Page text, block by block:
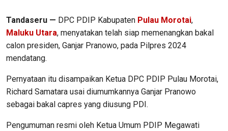
Tandaseru — DPC PDIP Kabupaten Pulau Morotai,
Maluku Utara, menyatakan telah siap memenangkan bakal
calon presiden, Ganjar Pranowo, pada Pilpres 2024
mendatang.
Pernyataan itu disampaikan Ketua DPC PDIP Pulau Morotai,
Richard Samatara usai diumumkannya Ganjar Pranowo
sebagai bakal capres yang diusung PDI.
Pengumuman resmi oleh Ketua Umum PDIP Megawati